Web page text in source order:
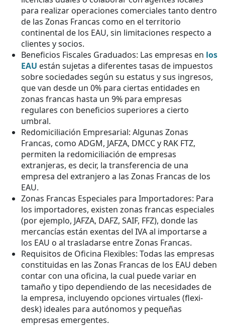
para realizar operaciones comerciales tanto dentro
de las Zonas Francas como en el territorio
continental de los EAU, sin limitaciones respecto a
clientes y socios.
Beneficios Fiscales Graduados: Las empresas en los
EAU están sujetas a diferentes tasas de impuestos
sobre sociedades según su estatus y sus ingresos,
que van desde un 0% para ciertas entidades en
zonas francas hasta un 9% para empresas
regulares con beneficios superiores a cierto
umbral.
Redomiciliación Empresarial: Algunas Zonas
Francas, como ADGM, JAFZA, DMCC y RAK FTZ,
permiten la redomiciliación de empresas
extranjeras, es decir, la transferencia de una
empresa del extranjero a las Zonas Francas de los
EAU.
Zonas Francas Especiales para Importadores: Para
los importadores, existen zonas francas especiales
(por ejemplo, JAFZA, DAFZ, SAIF, FFZ), donde las
mercancías están exentas del IVA al importarse a
los EAU o al trasladarse entre Zonas Francas.
Requisitos de Oficina Flexibles: Todas las empresas
constituidas en las Zonas Francas de los EAU deben
contar con una oficina, la cual puede variar en
tamaño y tipo dependiendo de las necesidades de
la empresa, incluyendo opciones virtuales (flexi-
desk) ideales para autónomos y pequeñas
empresas emergentes.